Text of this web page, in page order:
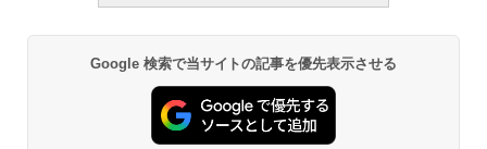
Google 検索で当サイトの記事を優先表示させる